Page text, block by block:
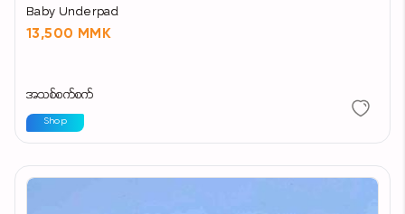
Baby Underpad
13,500 MMK
အသစ်စက်စက်
Shop